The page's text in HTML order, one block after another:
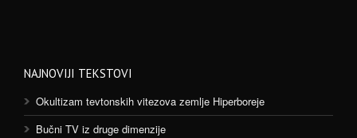
NAJNOVIJI TEKSTOVI
Okultizam tevtonskih vitezova zemlje Hiperboreje
Bučni TV iz druge dimenzije